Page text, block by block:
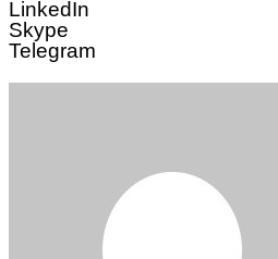
LinkedIn
Skype
Telegram